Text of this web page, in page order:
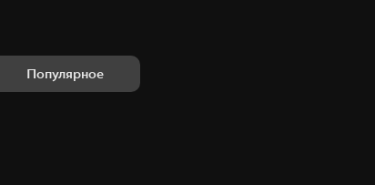
Популярное